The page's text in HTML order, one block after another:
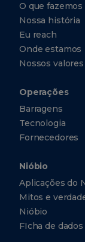
O que fazemos
Nossa história
Eu reach
Onde estamos
Nossos valores
Operações
Barragens
Tecnologia
Fornecedores
Nióbio
Aplicações do
Mitos e
Nióbio
FIcha de